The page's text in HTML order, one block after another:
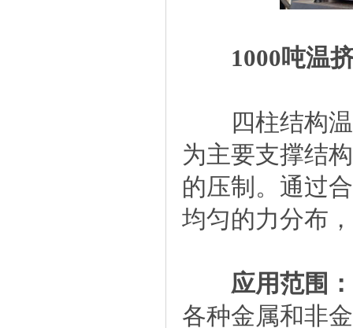
1000吨温挤
四柱结构温
为主要支撑结
的压制。通过
均匀的力分布
应用范围：
各种金属和非